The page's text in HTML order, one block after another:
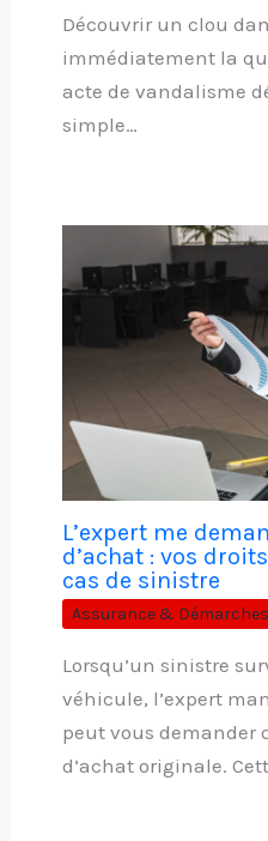
Découvrir un clou
immédiatement la
acte de vandalisme
simple…
L’expert me
d’achat : vos
cas de sinistre
Assurance & Démarches
Lorsqu’un sinistre
véhicule, l’expert
peut vous demander
d’achat originale.